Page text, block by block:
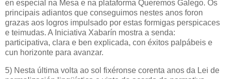
en especial na Mesa e na plataforma Queremos Galego. Os
principais adiantos que conseguimos nestes anos foron
grazas aos logros impulsado por estas formigas perspicaces
e teimudas. A Iniciativa Xabarín mostra a senda:
participativa, clara e ben explicada, con éxitos palpábeis e
cun horizonte para avanzar.
5) Nesta última volta ao sol fixéronse corenta anos da Lei de